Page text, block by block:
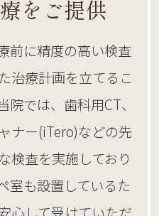
をご提供
前に精度の高い検査
治療計画を立てるこ
院では、歯科用CT、
ナー(iTero)などの先
検査を実施しており
室も設置しているた